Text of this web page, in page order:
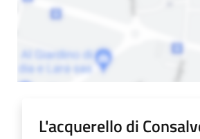
L'acquerello di